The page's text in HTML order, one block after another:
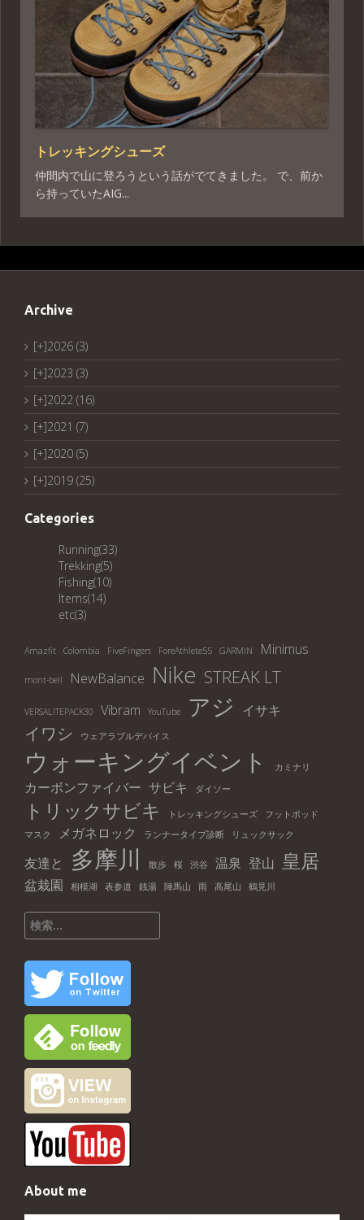
トレッキングシューズ
仲間内で山に登ろうという話がでてきました。 で、前か
ら持っていたAIG...
Archive
[+]2026 (3)
[+]2023 (3)
[+]2022 (16)
[+]2021 (7)
[+]2020 (5)
[+]2019 (25)
Categories
Running(33)
Trekking(5)
Fishing(10)
Items(14)
etc(3)
Amazfit Colombia FiveFingers ForeAthlete55 GARMIN Minimus
mont-bell NewBalance Nike STREAK LT
VERSALITEPACK30 Vibram YouTube アジ イサキ
イワシ ウェアラブルデバイス
ウォーキングイベント カミナリ
カーボンファイバー サビキ ダイソー
トリックサビキ トレッキングシューズ
フットポッド
マスク
メガネロック ランナータイプ診断 リュックサック
友達と 多摩川 散歩 桜 渋谷 温泉 登山 皇居
盆栽園 相模湖 表参道 銭湯 陣馬山 雨 高尾山 鶴見川
検
索:
About me